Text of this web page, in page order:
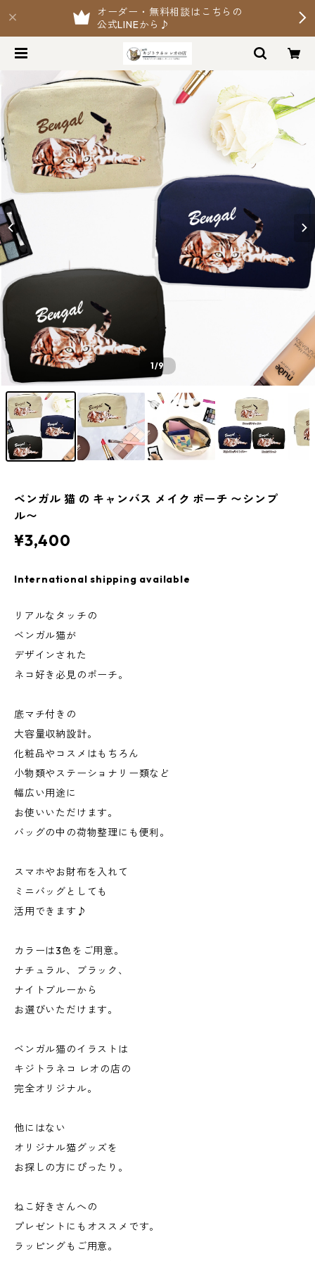
オーダー・無料相談はこちらの
公式LINEから♪
1/9
ベンガル 猫 の キャンバス メイク ポーチ 〜シンプ
ル〜
¥3,400
International shipping available
リアルなタッチの
ベンガル猫が
デザインされた
ネコ好き必見のポーチ。
底マチ付きの
大容量収納設計。
化粧品やコスメはもちろん
小物類やステーショナリー類など
幅広い用途に
お使いいただけます。
バッグの中の荷物整理にも便利。
スマホやお財布を入れて
ミニバッグとしても
活用できます♪
カラーは3色をご用意。
ナチュラル、ブラック、
ナイトブルーから
お選びいただけます。
ベンガル猫のイラストは
キジトラネコ レオの店の
完全オリジナル。
他にはない
オリジナル猫グッズを
お探しの方にぴったり。
ねこ好きさんへの
プレゼントにもオススメです。
ラッピングもご用意。